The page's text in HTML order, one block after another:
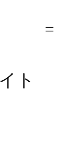
ト